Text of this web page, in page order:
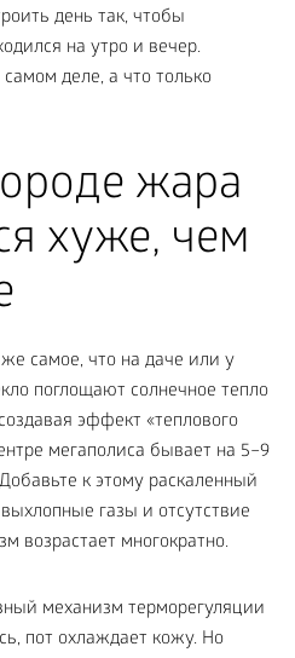
день так, чтобы
на утро и вечер.
деле, а что только
жара
хуже, чем
самое, что на даче или у
поглощают солнечное тепло
эффект «теплового
мегаполиса бывает на 5–9
к этому раскаленный
газы и отсутствие
возрастает многократно.
механизм терморегуляции
пот охлаждает кожу. Но